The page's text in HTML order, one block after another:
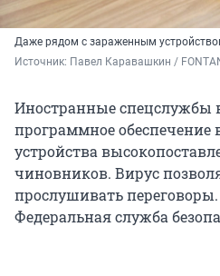
Даже рядом с зараженным
Источник: Павел Каравашкин /
Иностранные спецслужбы
программное обеспечение
устройства
чиновников. Вирус
прослушивать
Федеральная служба